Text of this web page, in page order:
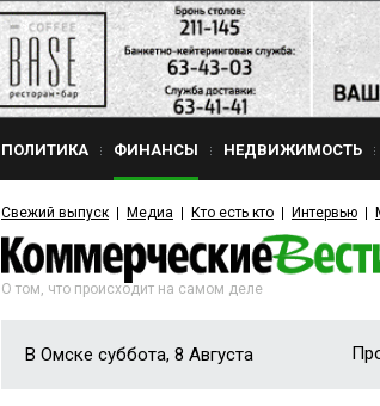
ПОЛИТИКА ФИНАНСЫ НЕДВИЖИМОСТЬ
Свежий выпуск Медиа Кто есть кто Интервью
О том, что происходит на самом деле
В Омске суббота, 8 Августа